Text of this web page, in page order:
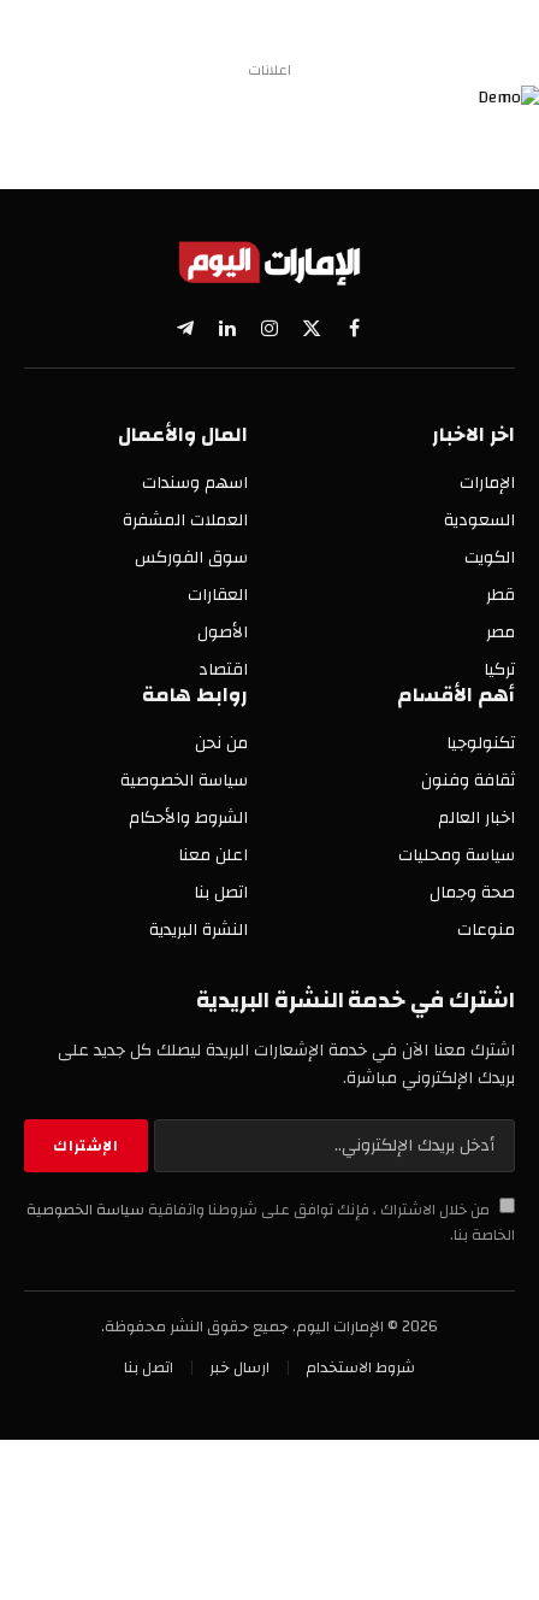
اعلانات
فيسبوك
X
(Twitter)
الانستغراملينكدإنتيلقرام
اخر الاخبار
الإمارات
السعودية
الكويت
قطر
مصر
تركيا
المال والأعمال
اسهم وسندات
العملات المشفرة
سوق الفوركس
العقارات
الأصول
اقتصاد
أهم الأقسام
تكنولوجيا
ثقافة وفنون
اخبار العالم
سياسة ومحليات
صحة وجمال
منوعات
روابط هامة
من نحن
سياسة الخصوصية
الشروط والأحكام
اعلن معنا
اتصل بنا
النشرة البريدية
اشترك في خدمة النشرة البريدية
اشترك معنا الآن في خدمة الإشعارات البريدة ليصلك كل جديد على
بريدك الإلكتروني مباشرة.
من خلال الاشتراك ، فإنك توافق على شروطنا واتفاقية سياسة الخصوصية
الخاصة بنا.
2026 © الإمارات اليوم. جميع حقوق النشر محفوظة.
شروط الاستخدام
ارسال خبر اتصل بنا